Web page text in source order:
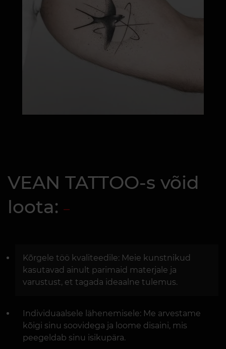
VEAN TATTOO-s võid
loota:
Kõrgele töö kvaliteedile: Meie kunstnikud
kasutavad ainult parimaid materjale ja
varustust, et tagada ideaalne tulemus.
Individuaalsele lähenemisele: Me arvestame
kõigi sinu soovidega ja loome disaini, mis
peegeldab sinu isikupära.